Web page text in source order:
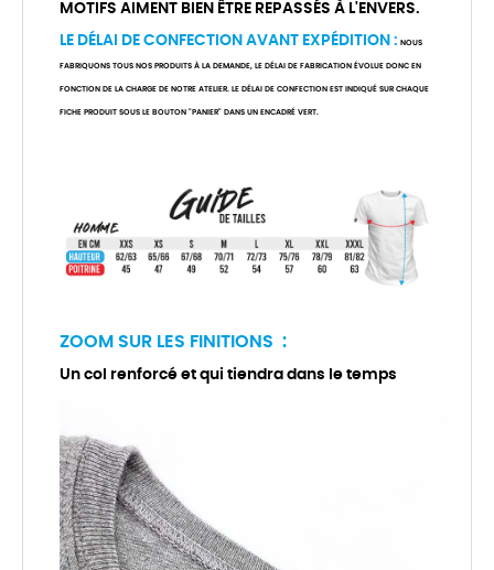
MOTIFS AIMENT BIEN ÊTRE REPASSÉS À L'ENVERS.
LE DÉLAI DE CONFECTION AVANT EXPÉDITION : NOUS
FABRIQUONS TOUS NOS PRODUITS À LA DEMANDE, LE DÉLAI DE FABRICATION ÉVOLUE DONC EN
FONCTION DE LA CHARGE DE NOTRE ATELIER. LE DÉLAI DE CONFECTION EST INDIQUÉ SUR CHAQUE
FICHE PRODUIT SOUS LE BOUTON "PANIER" DANS UN ENCADRÉ VERT.
ZOOM SUR LES FINITIONS :
Un col renforcé et qui tiendra dans le temps